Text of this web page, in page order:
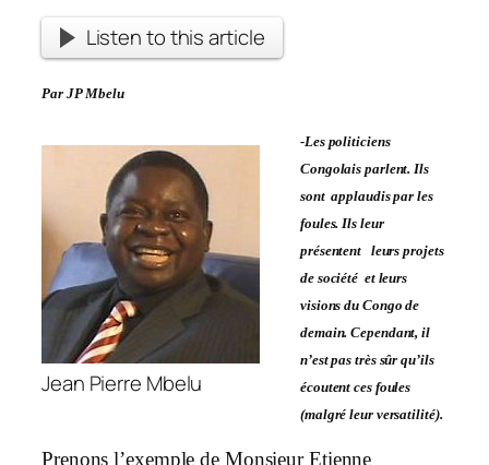
Listen to this article
Par JP Mbelu
Jean Pierre Mbelu
-Les politiciens
Congolais parlent. Ils
sont applaudis par les
foules. Ils leur
présentent leurs projets
de société et leurs
visions du Congo de
demain. Cependant, il
n’est pas très sûr qu’ils
écoutent ces foules
(malgré leur versatilité).
Prenons l’exemple de Monsieur Etienne